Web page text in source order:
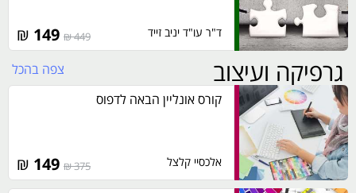
ד"ר עו"ד יניב זייד 449 ₪
₪
גרפיקה ועיצוב
צפה בהכל
קורס אונליין הבאה לדפוס
אלכסיי קלצל 375 ₪
₪